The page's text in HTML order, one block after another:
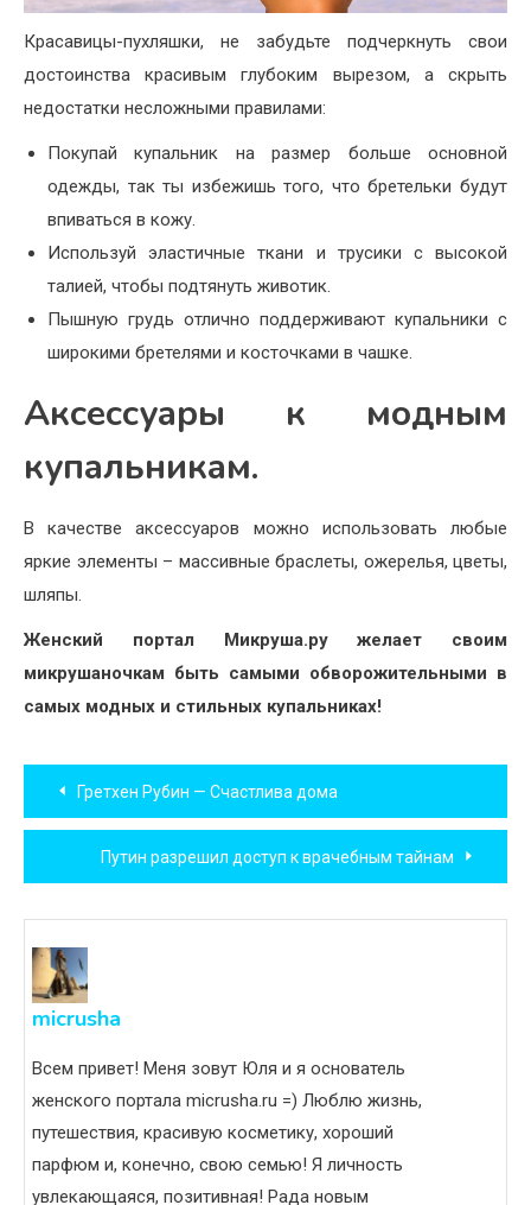
Красавицы-пухляшки, не забудьте подчеркнуть свои
достоинства красивым глубоким вырезом, а скрыть
недостатки несложными правилами:
Покупай купальник на размер больше основной
одежды, так ты избежишь того, что бретельки будут
впиваться в кожу.
Используй эластичные ткани и трусики с высокой
талией, чтобы подтянуть животик.
Пышную грудь отлично поддерживают купальники с
широкими бретелями и косточками в чашке.
Аксессуары к модным
купальникам.
В качестве аксессуаров можно использовать любые
яркие элементы – массивные браслеты, ожерелья, цветы,
шляпы.
Женский портал Микруша.ру желает своим
микрушаночкам быть самыми обворожительными в
самых модных и стильных купальниках!
Навигация
по
записям
Гретхен Рубин — Счастлива дома
Путин разрешил доступ к врачебным тайнам
micrusha
Всем привет! Меня зовут Юля и я основатель
женского портала micrusha.ru =) Люблю жизнь,
путешествия, красивую косметику, хороший
парфюм и, конечно, свою семью! Я личность
увлекающаяся, позитивная! Рада новым